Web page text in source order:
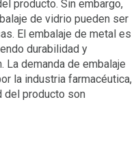
producto. Sin embargo,
de vidrio pueden ser
El embalaje de metal es
durabilidad y
La demanda de embalaje
la industria farmacéutica,
del producto son